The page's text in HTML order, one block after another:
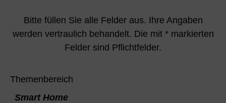
Bitte füllen Sie alle Felder aus. Ihre Angaben
werden vertraulich behandelt. Die mit * markierten
Felder sind Pflichtfelder.
Themenbereich
Smart Home